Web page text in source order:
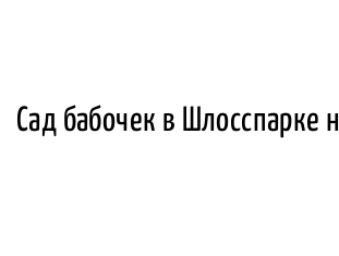
Сад бабочек в Шлосспарке